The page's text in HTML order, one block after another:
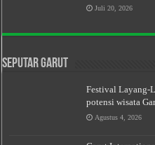
Juli 20, 2026
Seputar Garut
Festival Layang-
potensi wisata
Agustus 4, 2026